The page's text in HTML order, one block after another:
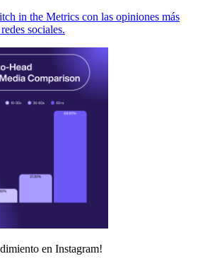
in the Metrics con las opiniones más
sociales.
en Instagram!